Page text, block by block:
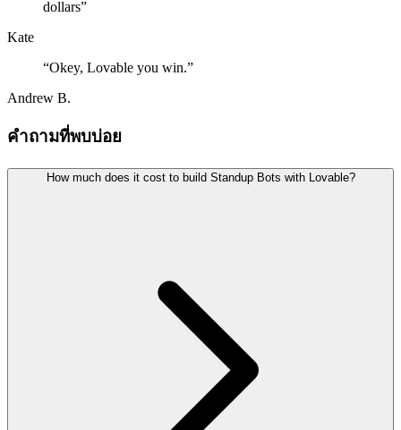
dollars”
Kate
“Okey, Lovable you win.”
Andrew B.
คำถามที่พบบ่อย
How much does it cost to build Standup Bots with Lovable?